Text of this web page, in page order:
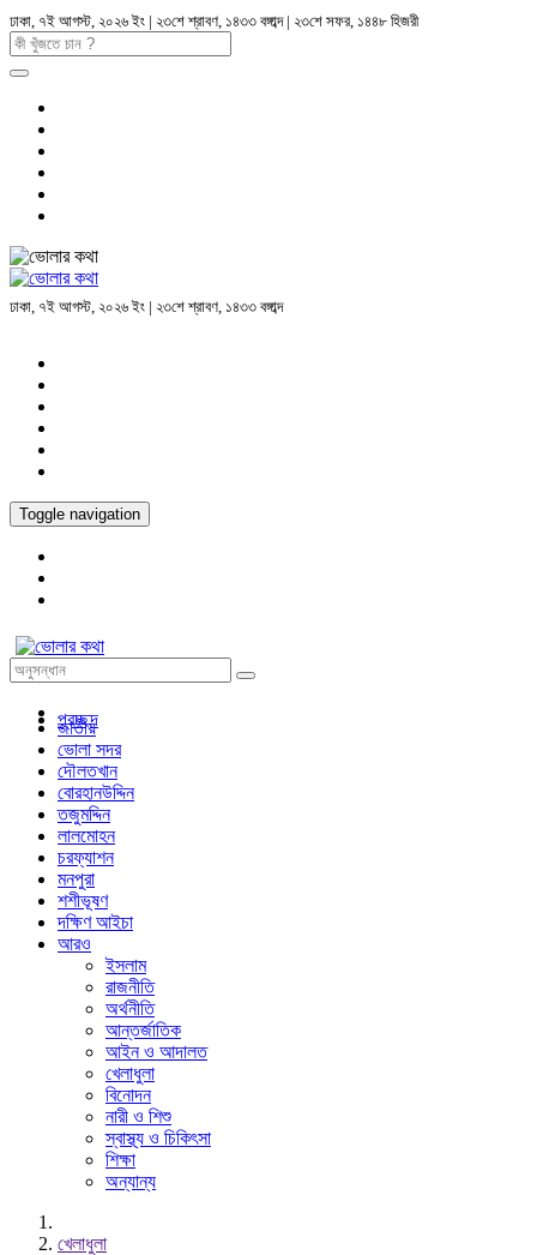
ঢাকা, ৭ই আগস্ট, ২০২৬ ইং | ২৩শে শ্রাবণ, ১৪৩৩ বঙ্গাব্দ | ২৩শে সফর, ১৪৪৮ হিজরী
ঢাকা, ৭ই আগস্ট, ২০২৬ ইং | ২৩শে শ্রাবণ, ১৪৩৩ বঙ্গাব্দ
Toggle navigation
প্রচ্ছদ
জাতীয়
ভোলা সদর
দৌলতখান
বোরহানউদ্দিন
তজুমদ্দিন
লালমোহন
চরফ্যাশন
মনপুরা
শশীভূষণ
দক্ষিণ আইচা
আরও
ইসলাম
রাজনীতি
অর্থনীতি
আন্তর্জাতিক
আইন ও আদালত
খেলাধুলা
বিনোদন
নারী ও শিশু
স্বাস্থ্য ও চিকিৎসা
শিক্ষা
অন্যান্য
খেলাধুলা